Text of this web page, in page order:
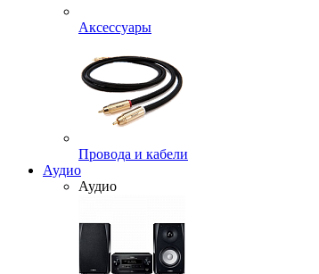
Аксессуары
Провода и кабели
Аудио
Аудио